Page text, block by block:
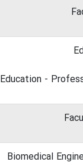
Education -
Biomedical